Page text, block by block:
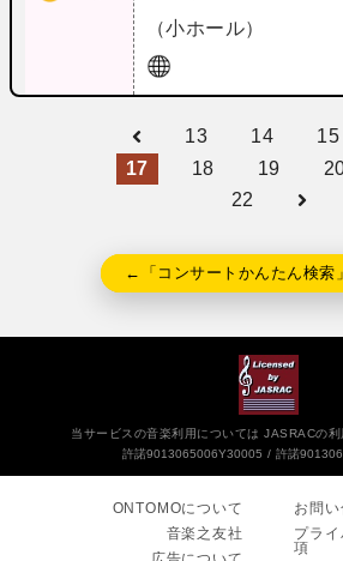
（小ホール）
13 14 15
17
18 19
22
←「コンサートかんたん検索
当サービスの音楽利用については JASRACの
許諾9013065006Y30005
許諾
ONTOMOについて
音楽之友社
お問
プラ
項